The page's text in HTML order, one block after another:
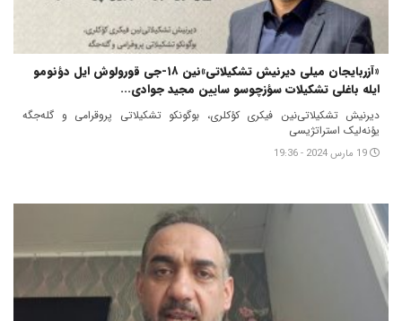
«آزربایجان میلی دیرنیش تشکیلاتی‌»نین ۱۸-جی قورولوش ایل دؤنومو
ایله باغلی تشکیلات سؤزچوسو سایین مجید جوادی...
دیرنیش تشکیلاتی‌نین فیکری کؤکلری، بوگونکو تشکیلاتی پروقرامی و گله‌جگه
یؤنه‌لیک استراتژیسی
19 مارس 2024 - 19:36